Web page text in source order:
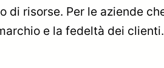
risorse. Per le aziende
e la fedeltà dei clienti.